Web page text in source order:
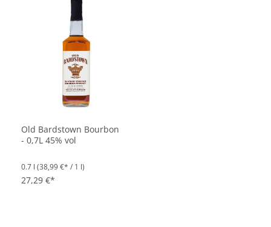
Old Bardstown Bourbon
- 0,7L 45% vol
0.7 l (38,99 €* / 1 l)
27,29 €*